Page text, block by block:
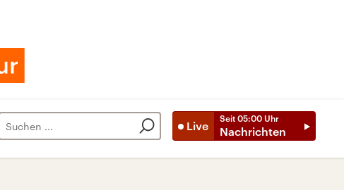
Live
Seit 05:00 Uhr
Nachrichten